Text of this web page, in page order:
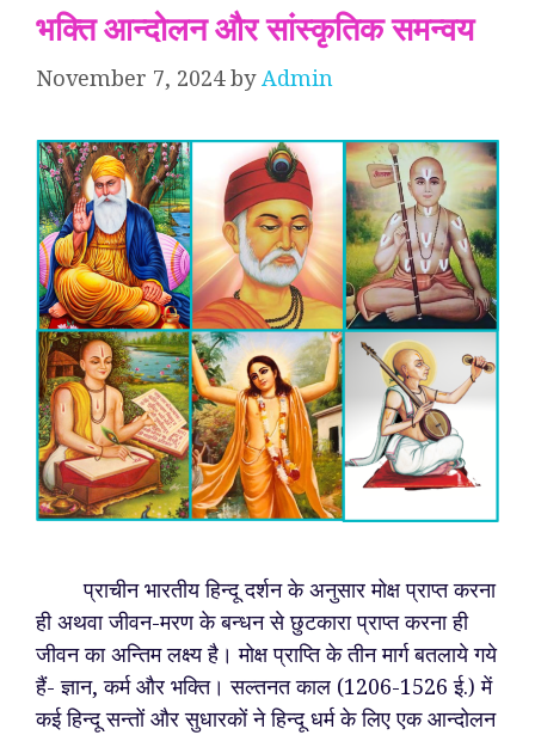
भक्ति आन्दोलन और सांस्कृतिक समन्वय
November 7, 2024 byAdmin
प्राचीन भारतीय हिन्दू दर्शन के अनुसार मोक्ष प्राप्त करना
ही अथवा जीवन-मरण के बन्धन से छुटकारा प्राप्त करना ही
जीवन का अन्तिम लक्ष्य है। मोक्ष प्राप्ति के तीन मार्ग बतलाये गये
हैं- ज्ञान, कर्म और भक्ति। सल्तनत काल (1206-1526 ई.) में
कई हिन्दू सन्तों और सुधारकों ने हिन्दू धर्म के लिए एक आन्दोलन